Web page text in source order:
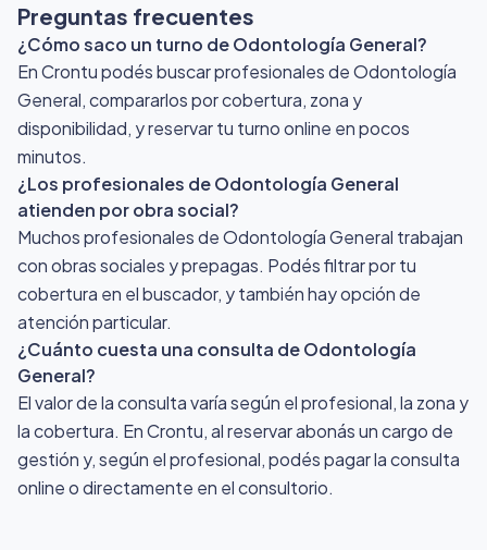
Preguntas frecuentes
¿Cómo saco un turno de Odontología General?
En Crontu podés buscar profesionales de Odontología
General, compararlos por cobertura, zona y
disponibilidad, y reservar tu turno online en pocos
minutos.
¿Los profesionales de Odontología General
atienden por obra social?
Muchos profesionales de Odontología General trabajan
con obras sociales y prepagas. Podés filtrar por tu
cobertura en el buscador, y también hay opción de
atención particular.
¿Cuánto cuesta una consulta de Odontología
General?
El valor de la consulta varía según el profesional, la zona y
la cobertura. En Crontu, al reservar abonás un cargo de
gestión y, según el profesional, podés pagar la consulta
online o directamente en el consultorio.